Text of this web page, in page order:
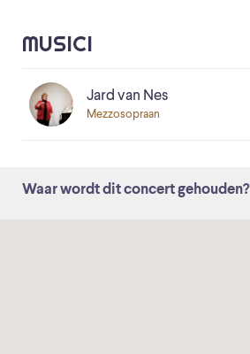
MUSICI
Jard van Nes
Mezzosopraan
Waar wordt dit concert gehouden?